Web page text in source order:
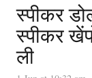
स्पीकर
स्पीकर
ली